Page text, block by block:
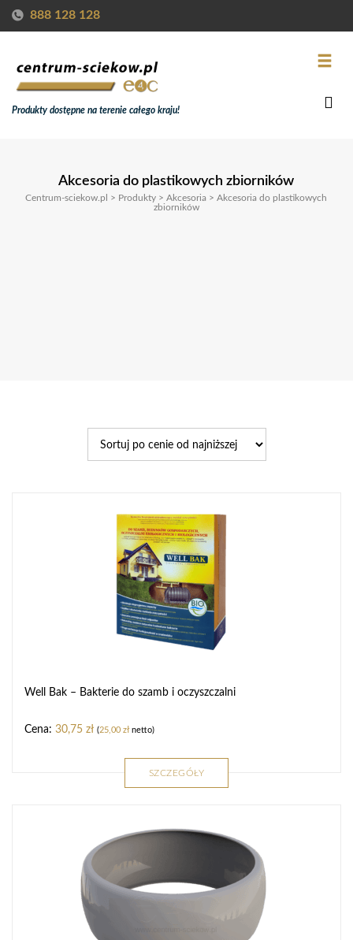
888 128 128
Produkty dostępne na terenie całego kraju!
Akcesoria do plastikowych zbiorników
Centrum-sciekow.pl > Produkty >Akcesoria >Akcesoria do plastikowych
zbiorników
Well Bak – Bakterie do szamb i oczyszczalni
30,75 zł (25,00 złnetto)
SZCZEGÓŁY